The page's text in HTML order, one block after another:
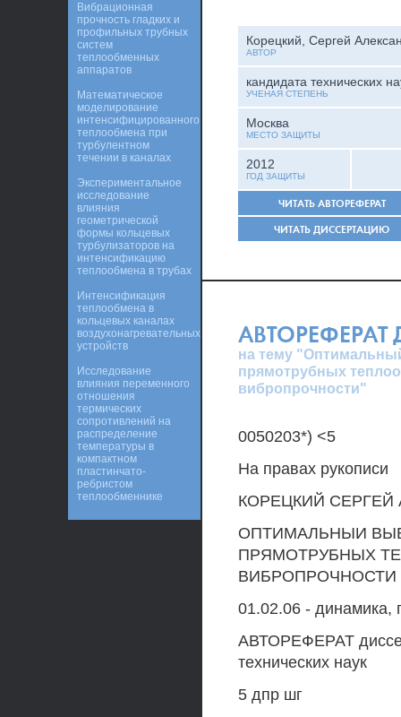
Корецкий, Сергей
АВТОР
кандидата технических
УЧЕНАЯ СТЕПЕНЬ
Москва
МЕСТО ЗАЩИТЫ
2012
ГОД ЗАЩИТЫ
ЧИТАТЬ АВТОРЕФЕРАТ
ЧИТАТЬ ДИССЕРТАЦИЮ
АВТОРЕФЕРАТ
на тему
прямотрубных
вибропрочности"
0050203*) <5
На правах рукописи
КОРЕЦКИЙ
ОПТИМАЛЬНЫИ
ПРЯМОТРУБНЫХ
ВИБРОПРОЧНОСТИ
01.02.06 - динамика,
АВТОРЕФЕРАТ
технических наук
5 дпр шг
Вибрационная
прочность гладких и
профильных трубных
систем
теплообменных
аппаратов
Математическое
моделирование
интенсифицированного
теплообмена при
турбулентном
течении в каналах
Экспериментальное
исследование
влияния
геометрической
формы кольцевых
турбулизаторов на
интенсификацию
теплообмена в трубах
Интенсификация
теплообмена в
кольцевых каналах
воздухонагревательных
устройств
Исследование
влияния переменного
отношения
термических
сопротивлений на
распределение
температуры в
компактном
пластинчато-
ребристом
теплообменнике